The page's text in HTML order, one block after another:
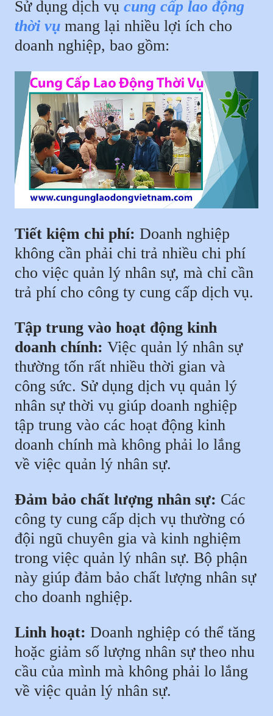
Sử dụng dịch vụ cung cấp lao động
thời vụ mang lại nhiều lợi ích cho
doanh nghiệp, bao gồm:
Tiết kiệm chi phí: Doanh nghiệp
không cần phải chi trả nhiều chi phí
cho việc quản lý nhân sự, mà chỉ cần
trả phí cho công ty cung cấp dịch vụ.
Tập trung vào hoạt động kinh
doanh chính: Việc quản lý nhân sự
thường tốn rất nhiều thời gian và
công sức. Sử dụng dịch vụ quản lý
nhân sự thời vụ giúp doanh nghiệp
tập trung vào các hoạt động kinh
doanh chính mà không phải lo lắng
về việc quản lý nhân sự.
Đảm bảo chất lượng nhân sự: Các
công ty cung cấp dịch vụ thường có
đội ngũ chuyên gia và kinh nghiệm
trong việc quản lý nhân sự. Bộ phận
này giúp đảm bảo chất lượng nhân sự
cho doanh nghiệp.
Linh hoạt: Doanh nghiệp có thể tăng
hoặc giảm số lượng nhân sự theo nhu
cầu của mình mà không phải lo lắng
về việc quản lý nhân sự.